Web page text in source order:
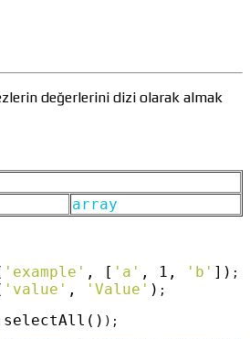
değerlerini dizi olarak almak
array
'example' , [ 'a' , 1, 'b' ])
'value' , 'Value' ) ;
selectAll() );